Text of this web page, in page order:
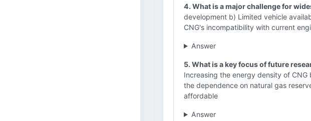
4. What is a major challenge for
development b) Limited vehicle
CNG's incompatibility with current
Answer
5. What is a key focus of future
Increasing the energy density of
the dependence on natural gas
affordable
Answer